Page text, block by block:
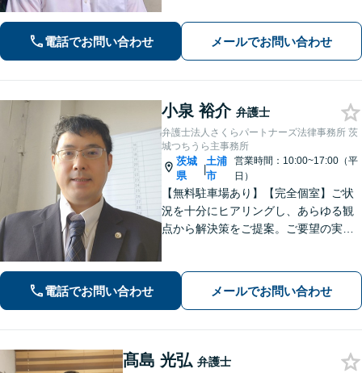
す。【初回面談無料】【法テラス利用
可】【休日・夜間対応可】
電話でお問い合わせ メールでお問い合わせ
小泉 裕介 弁護士
弁護士法人さくらパートナーズ法律事務所 茨
城つちうら主事務所
茨城
県
|
土浦
市
営業時間：10:00~17:00（平
日）
【無料駐車場あり】【完全個室】ご状
況を十分にヒアリングし、あらゆる観
点から解決策をご提案。ご要望の実現
活動に注力。交通事故・相続問題も実
績豊富【夜間休日対応】【土浦駅より
電話でお問い合わせ メールでお問い合わせ
髙島 光弘 弁護士